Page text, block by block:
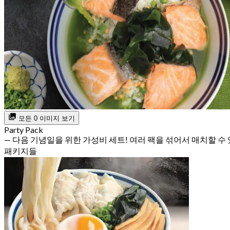
모든 0 이미지 보기
Party Pack
— 다음 기념일을 위한 가성비 세트! 여러 팩을 섞어서 매치할 수
패키지들